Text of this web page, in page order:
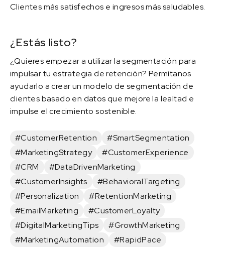
Clientes más satisfechos e ingresos más saludables.
¿Estás listo?
¿Quieres empezar a utilizar la segmentación para
impulsar tu estrategia de retención? Permítanos
ayudarlo a crear un modelo de segmentación de
clientes basado en datos que mejore la lealtad e
impulse el crecimiento sostenible.
#CustomerRetention
#SmartSegmentation
#MarketingStrategy
#CustomerExperience
#CRM
#DataDrivenMarketing
#CustomerInsights
#BehavioralTargeting
#Personalization
#RetentionMarketing
#EmailMarketing
#CustomerLoyalty
#DigitalMarketingTips
#GrowthMarketing
#MarketingAutomation
#RapidPace